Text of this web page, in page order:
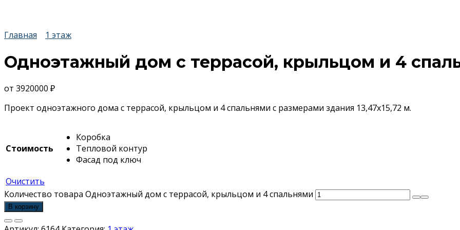
Главная 1 этаж
Одноэтажный дом с террасой, крыльцом и 4
от 3920000 ₽
Проект одноэтажного дома с террасой, крыльцом и 4 спальнями с размерами здания 13,47х15,72 м.
Стоимость
Коробка
Тепловой контур
Фасад под ключ
Очистить
Количество товара Одноэтажный дом с террасой, крыльцом и 4 спальнями
В корзину